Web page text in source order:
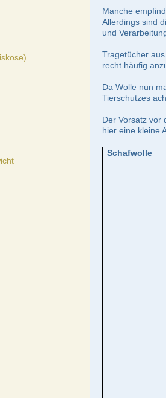
Manche
Allerdings sind
und
Tragetücher
recht häufig
Da Wolle nun
Tierschutzes
Der Vorsatz vor
hier eine kleine
Schafwolle